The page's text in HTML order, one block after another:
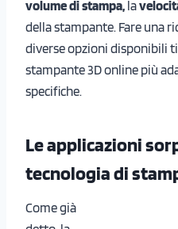
volume di stampa, la
della stampante. Fare una
diverse opzioni disponibili
stampante 3D online più
specifiche.
Le applicazioni
tecnologia di
Come già